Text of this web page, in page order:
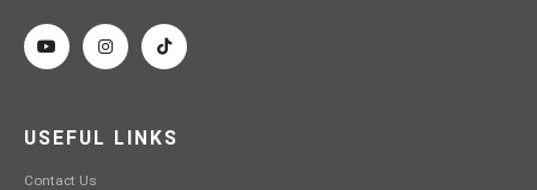
USEFUL LINKS
Contact Us